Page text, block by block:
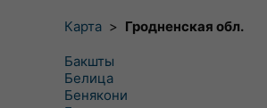
Карта > Гродненская обл.
Бакшты
Белица
Бенякони